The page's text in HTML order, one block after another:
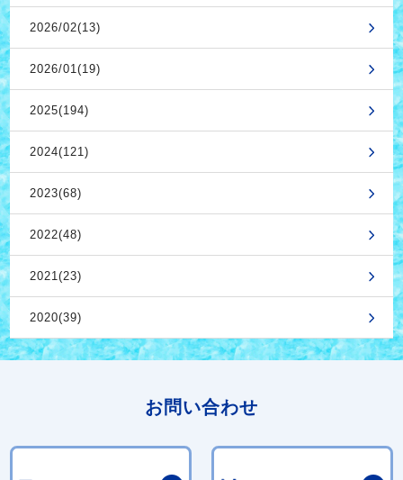
2026/02(13)
2026/01(19)
2025(194)
2024(121)
2023(68)
2022(48)
2021(23)
2020(39)
お問い合わせ